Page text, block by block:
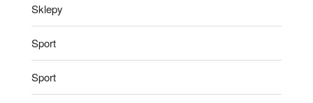
Sklepy
Sport
Sport